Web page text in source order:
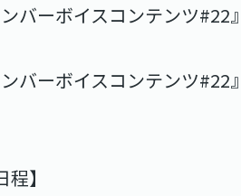
バーボイスコンテンツ#22』
バーボイスコンテンツ#22』
】